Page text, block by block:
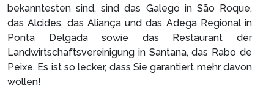
bekanntesten sind, sind das Galego in São Roque,
das Alcides, das Aliança und das Adega Regional in
Ponta Delgada sowie das Restaurant der
Landwirtschaftsvereinigung in Santana, das Rabo de
Peixe. Es ist so lecker, dass Sie garantiert mehr davon
wollen!